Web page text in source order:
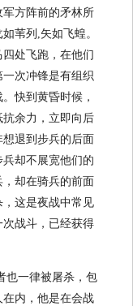
方阵前的矛林所
苇列,矢如飞蝗。
处飞跑，在他们
次冲锋是有组织
快到黄昏时候，
余力，立即向后
退到步兵的后面
却不展宽他们的
却在骑兵的前面
这是夜战中常见
战斗，已经获得
也一律被屠杀，包
内，他是在会战